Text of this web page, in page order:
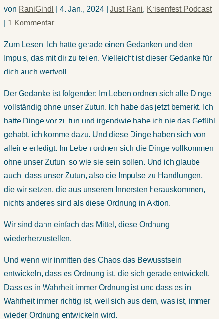
von RaniGindl 4. Jan., 2024 Just Rani, Krisenfest Podcast
1 Kommentar
Zum Lesen: Ich hatte gerade einen Gedanken und den
Impuls, das mit dir zu teilen. Vielleicht ist dieser Gedanke für
dich auch wertvoll.
Der Gedanke ist folgender: Im Leben ordnen sich alle Dinge
vollständig ohne unser Zutun. Ich habe das jetzt bemerkt. Ich
hatte Dinge vor zu tun und irgendwie habe ich nie das Gefühl
gehabt, ich komme dazu. Und diese Dinge haben sich von
alleine erledigt. Im Leben ordnen sich die Dinge vollkommen
ohne unser Zutun, so wie sie sein sollen. Und ich glaube
auch, dass unser Zutun, also die Impulse zu Handlungen,
die wir setzen, die aus unserem Innersten herauskommen,
nichts anderes sind als diese Ordnung in Aktion.
Wir sind dann einfach das Mittel, diese Ordnung
wiederherzustellen.
Und wenn wir inmitten des Chaos das Bewusstsein
entwickeln, dass es Ordnung ist, die sich gerade entwickelt.
Dass es in Wahrheit immer Ordnung ist und dass es in
Wahrheit immer richtig ist, weil sich aus dem, was ist, immer
wieder Ordnung entwickeln wird.